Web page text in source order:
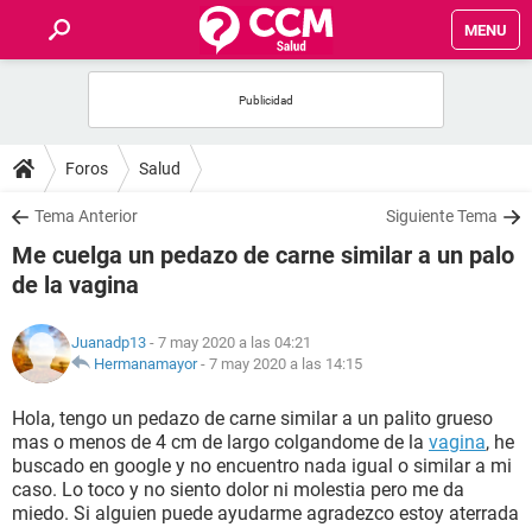
MENU
FOROS
SALUD
FAMILIA
NUTRICIÓN
SEXUALIDAD
GLOSARIO
Foros Salud
Tema Anterior Siguiente Tema
Me cuelga un pedazo de carne similar a un palo
de la vagina
Juanadp13 - 7 may 2020 a las 04:21
Hermanamayor- 7 may 2020 a las 14:15
Hola, tengo un pedazo de carne similar a un palito grueso
mas o menos de 4 cm de largo colgandome de la vagina, he
buscado en google y no encuentro nada igual o similar a mi
caso. Lo toco y no siento dolor ni molestia pero me da
miedo. Si alguien puede ayudarme agradezco estoy aterrada